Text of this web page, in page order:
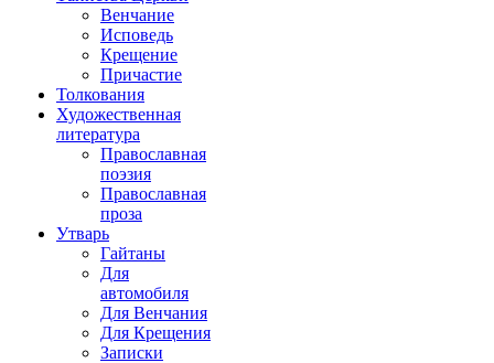
Венчание
Исповедь
Крещение
Причастие
Толкования
Художественная
литература
Православная
поэзия
Православная
проза
Утварь
Гайтаны
Для
автомобиля
Для Венчания
Для Крещения
Записки